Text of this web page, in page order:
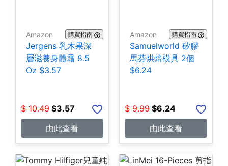
Amazon 購買指南
Jergens 乳木果深
層滋養身體霜 8.5
Oz $3.57
$ 10.49 $3.57
由此查看
Amazon 購買指南
Samuelworld 矽膠
馬芬烘焙模具 2個
$6.24
$ 9.99 $6.24
由此查看